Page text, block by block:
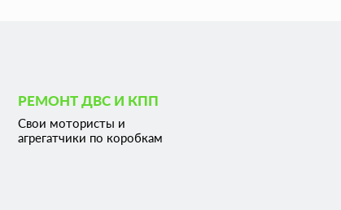
РЕМОНТ ДВС И КПП
Свои мотористы и
агрегатчики по коробкам